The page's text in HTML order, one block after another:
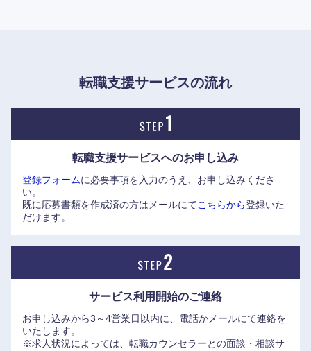
・1社あたりの年間売り上げ収益が10億円を超える顧客91社
（証券、流通、製造など業種が多岐に渡る）
→各業界トップクラスの顧客を支援
・ビジネスプラットフォームの売上収益1097億円（売上構成
→コンサル・受託型サービスだけでなく、自社投資サービ
ス事業の経験機会が豊富
・積極的にビジネスモデルやソフトウェアを知的資産化
→例：貯まったマイルを4駅にランダムで行ける新幹線切
・各部門が自立して案件獲得から行い、お互いの知見が必要
・1人あたりの営業利益が業界トップの6.43百万円
転職支援サービスの流れ
転職支援サービスへのお申し込み
登録フォームに必要事項を入力のうえ、お申し込みくださ
い。
既に応募書類を作成済の方はメールにてこちらから登録いた
だけます。
サービス利用開始のご連絡
お申し込みから3～4営業日以内に、電話かメールにて連絡を
いたします。
※求人状況によっては、転職カウンセラーとの面談・相談サ
山口県 徳島県
高知県